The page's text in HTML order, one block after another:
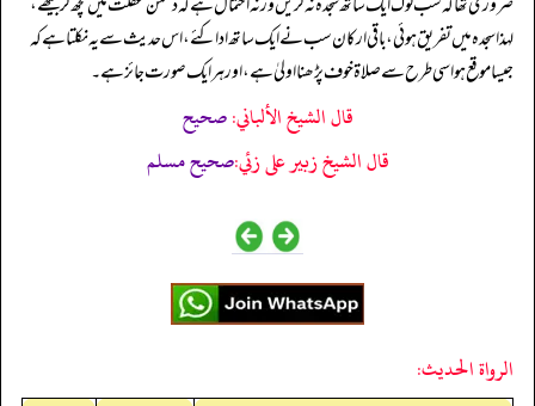
لہذا سجدہ میں تفریق ہوئی، باقی ارکان سب نے ایک ساتھ ادا کئے، اس حدیث سے یہ نکلتا ہے کہ
جیسا موقع ہو اسی طرح سے صلاۃ خوف پڑھنا اولیٰ ہے، اور ہر ایک صورت جائز ہے۔
قال الشيخ الألباني:صحيح
قال الشيخ زبير على زئي:صحيح مسلم
الرواة الحديث: